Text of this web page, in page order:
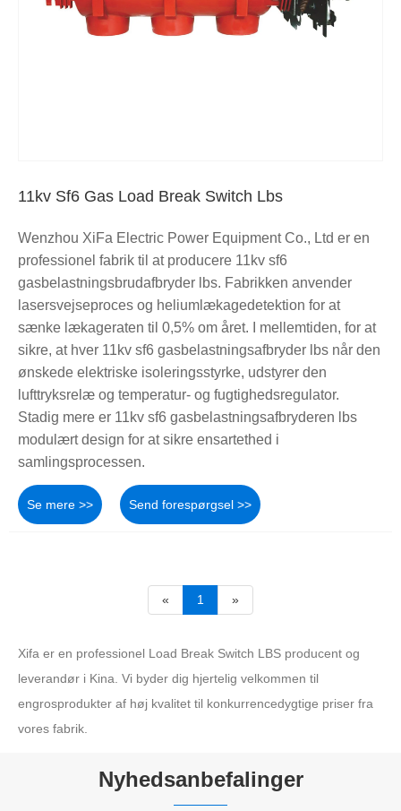
11kv Sf6 Gas Load Break Switch Lbs
Wenzhou XiFa Electric Power Equipment Co., Ltd er en
professionel fabrik til at producere 11kv sf6
gasbelastningsbrudafbryder lbs. Fabrikken anvender
lasersvejseproces og heliumlækagedetektion for at
sænke lækageraten til 0,5% om året. I mellemtiden, for at
sikre, at hver 11kv sf6 gasbelastningsafbryder lbs når den
ønskede elektriske isoleringsstyrke, udstyrer den
lufttryksrelæ og temperatur- og fugtighedsregulator.
Stadig mere er 11kv sf6 gasbelastningsafbryderen lbs
modulært design for at sikre ensartethed i
samlingsprocessen.
Se mere >> Send forespørgsel >>
« 1 »
Xifa er en professionel Load Break Switch LBS producent og
leverandør i Kina. Vi byder dig hjertelig velkommen til
engrosprodukter af høj kvalitet til konkurrencedygtige priser fra
vores fabrik.
Nyhedsanbefalinger